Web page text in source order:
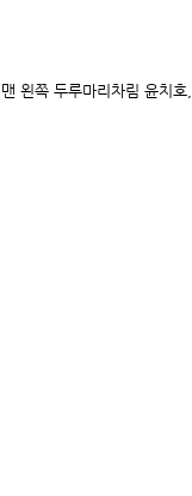
왼쪽 두루마리차림 윤치